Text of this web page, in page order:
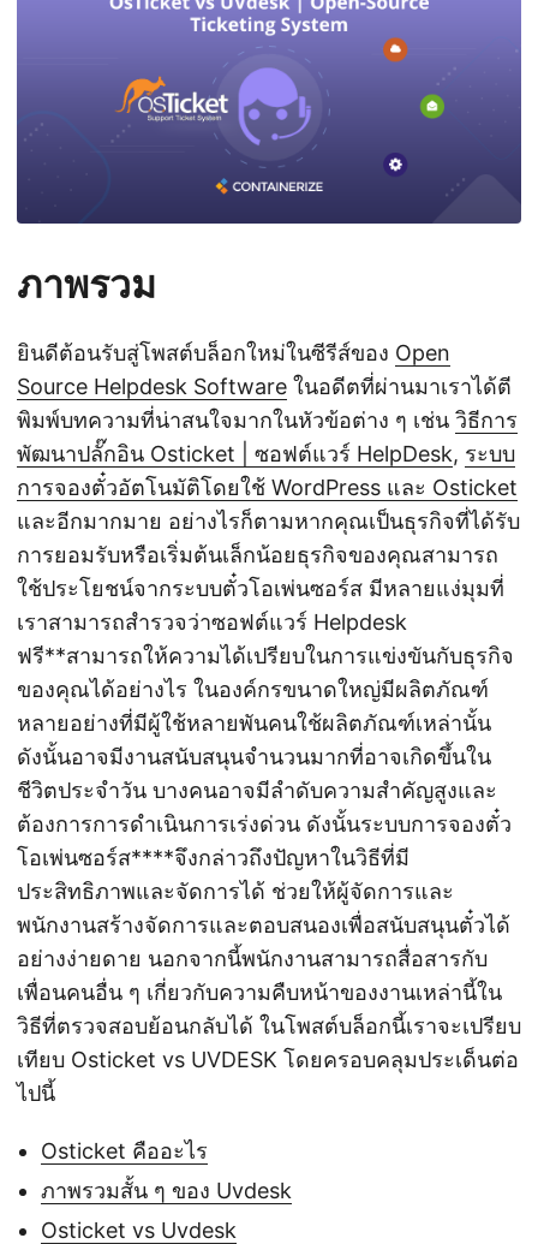
ภาพรวม
ยินดีต้อนรับสู่โพสต์บล็อกใหม่ในซีรีส์ของ Open
Source Helpdesk Software ในอดีตที่ผ่านมาเราได้ตี
พิมพ์บทความที่น่าสนใจมากในหัวข้อต่าง ๆ เช่น วิธีการ
พัฒนาปลั๊กอิน Osticket | ซอฟต์แวร์ HelpDesk, ระบบ
การจองตั๋วอัตโนมัติโดยใช้ WordPress และ Osticket
และอีกมากมาย อย่างไรก็ตามหากคุณเป็นธุรกิจที่ได้รับ
การยอมรับหรือเริ่มต้นเล็กน้อยธุรกิจของคุณสามารถ
ใช้ประโยชน์จากระบบตั๋วโอเพ่นซอร์ส มีหลายแง่มุมที่
เราสามารถสำรวจว่าซอฟต์แวร์ Helpdesk
ฟรี**สามารถให้ความได้เปรียบในการแข่งขันกับธุรกิจ
ของคุณได้อย่างไร ในองค์กรขนาดใหญ่มีผลิตภัณฑ์
หลายอย่างที่มีผู้ใช้หลายพันคนใช้ผลิตภัณฑ์เหล่านั้น
ดังนั้นอาจมีงานสนับสนุนจำนวนมากที่อาจเกิดขึ้นใน
ชีวิตประจำวัน บางคนอาจมีลำดับความสำคัญสูงและ
ต้องการการดำเนินการเร่งด่วน ดังนั้นระบบการจองตั๋ว
โอเพ่นซอร์ส****จึงกล่าวถึงปัญหาในวิธีที่มี
ประสิทธิภาพและจัดการได้ ช่วยให้ผู้จัดการและ
พนักงานสร้างจัดการและตอบสนองเพื่อสนับสนุนตั๋วได้
อย่างง่ายดาย นอกจากนี้พนักงานสามารถสื่อสารกับ
เพื่อนคนอื่น ๆ เกี่ยวกับความคืบหน้าของงานเหล่านี้ใน
วิธีที่ตรวจสอบย้อนกลับได้ ในโพสต์บล็อกนี้เราจะเปรียบ
เทียบ Osticket vs UVDESK โดยครอบคลุมประเด็นต่อ
ไปนี้
Osticket คืออะไร
ภาพรวมสั้น ๆ ของ Uvdesk
Osticket vs Uvdesk